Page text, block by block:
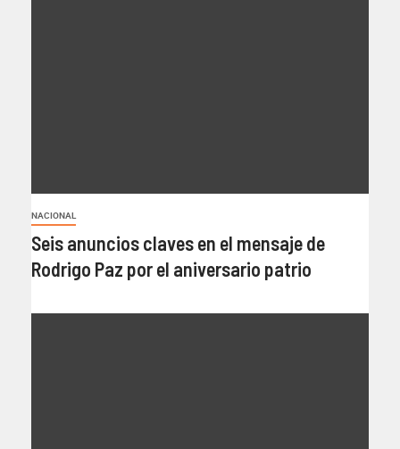
NACIONAL
Seis anuncios claves en el mensaje de
Rodrigo Paz por el aniversario patrio